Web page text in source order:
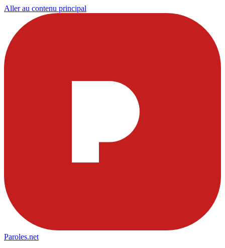
Aller au contenu principal
Paroles.net